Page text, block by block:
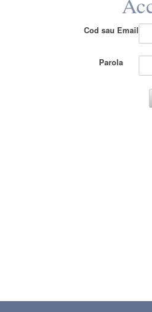
Cod sau Email
Parola